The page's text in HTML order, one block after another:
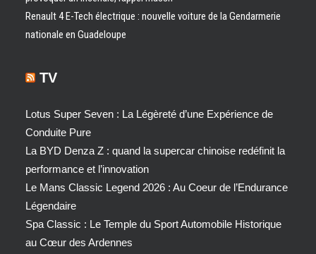
Renault 4 E-Tech électrique : nouvelle voiture de la Gendarmerie
nationale en Guadeloupe
TV
Lotus Super Seven : La Légèreté d’une Expérience de
Conduite Pure
La BYD Denza Z : quand la supercar chinoise redéfinit la
performance et l’innovation
Le Mans Classic Legend 2026 : Au Coeur de l’Endurance
Légendaire
Spa Classic : Le Temple du Sport Automobile Historique
au Cœur des Ardennes